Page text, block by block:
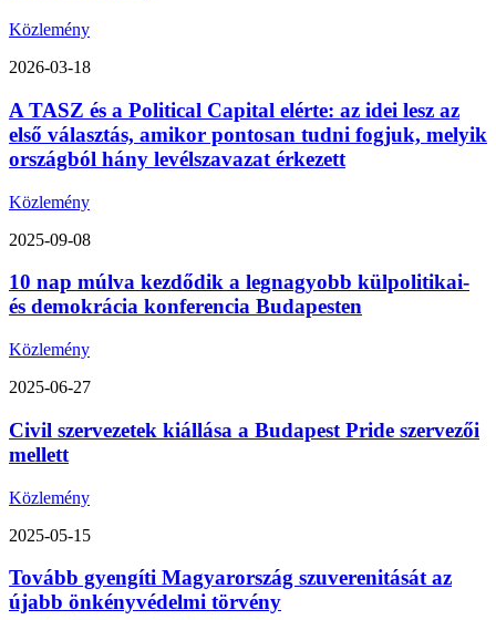
Közlemény
2026-03-18
A TASZ és a Political Capital elérte: az idei lesz az
első választás, amikor pontosan tudni fogjuk, melyik
országból hány levélszavazat érkezett
Közlemény
2025-09-08
10 nap múlva kezdődik a legnagyobb külpolitikai-
és demokrácia konferencia Budapesten
Közlemény
2025-06-27
Civil szervezetek kiállása a Budapest Pride szervezői
mellett
Közlemény
2025-05-15
Tovább gyengíti Magyarország szuverenitását az
újabb önkényvédelmi törvény